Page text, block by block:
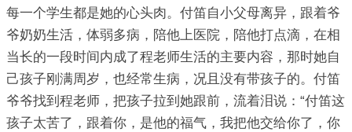
每一个学生都是她的心头肉。付笛自小父母离异，跟着爷
爷奶奶生活，体弱多病，陪他上医院，陪他打点滴，在相
当长的一段时间内成了程老师生活的主要内容，那时她自
己孩子刚满周岁，也经常生病，况且没有带孩子的。付笛
爷爷找到程老师，把孩子拉到她跟前，流着泪说：“付笛这
孩子太苦了，跟着你，是他的福气，我把他交给你了，你